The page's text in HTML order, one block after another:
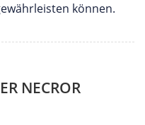
können.
NECROR